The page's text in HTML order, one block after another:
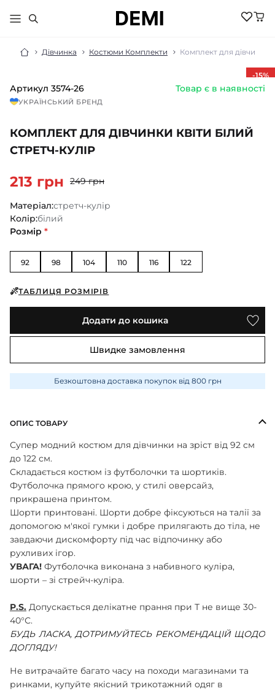
Дівчинка Костюми Комплекти Комплект для дівчинки
-15%
Артикул 3574-26 Товар є в наявності
УКРАЇНСЬКИЙ БРЕНД
КОМПЛЕКТ ДЛЯ ДІВЧИНКИ КВІТИ БІЛИЙ
СТРЕТЧ-КУЛІР
213 грн 249 грн
Матеріал:стретч-кулір
Колір:білий
Розмір *
92 98 104 110 116 122
ТАБЛИЦЯ РОЗМІРІВ
Додати до кошика
Швидке замовлення
Безкоштовна доставка покупок від 800 грн
ОПИС ТОВАРУ
Супер модний костюм для дівчинки на зріст від 92 см
до 122 см.
Складається костюм із футболочки та шортиків.
Футболочка прямого крою, у стилі оверсайз,
прикрашена принтом.
Шорти принтовані. Шорти добре фіксуються на талії за
допомогою м'якої гумки і добре прилягають до тіла, не
завдаючи дискомфорту під час відпочинку або
рухливих ігор.
УВАГА! Футболочка виконана з набивного куліра,
шорти – зі стрейч-куліра.
P.S. Допускається делікатне прання при Т не вище 30-
40°С.
БУДЬ ЛАСКА, ДОТРИМУЙТЕСЬ РЕКОМЕНДАЦІЙ ЩОДО
ДОГЛЯДУ!
Не витрачайте багато часу на походи магазинами та
ринками, купуйте якісний трикотажний одяг в
МАЛЮКАМ
НОВИНКИ
РОЗПРОДАЖ
АКСЕСУАРИ
БІЛИЗНА ПІЖАМИ
БОДІ ПІСОЧНИКИ
ЖИЛЕТИ
КОЛГОТКИ
ШКАРПЕТКИ
КОМБІНЕЗОНИ
КОМПЛЕКТИ
КУРТКИ
З ШАПОЧКОЮ
ПЕРЧАТКИ
ПЛЕДИ
СУКНІ
ФУТБОЛКИ
ЧОЛОВІЧКИ СЛІПИ
ШАПОЧКИ
ШТАНЦІ
ПОВЗУНКИ
НОВИНКИ
БІЛИЗНА
БОМБЕРИ КУРТКИ
ВЕЛОСИПЕДКИ
ГОЛЬФИ
ШКАРПЕТКИ
ДЖОГЕРИ
СУКНІ
ТЕРМОБІЛИЗНА
ФУТБОЛКИ
ХУДІ СВІТШОТИ
ШАПКИ ПОВ'ЯЗКИ
РОЗПРОДАЖ
БІЛИЗНА
ГОЛЬФИ
КОСТЮМИ
ПІЖАМИ
ФУТБОЛКИ
ШОРТИ
ШТАНИ ДЖОГЕРИ
ЖІНКИ
БІЛИЗНА
ЛОСИНИ
КОМПЛЕКТИ
ШКАРПЕТКИ